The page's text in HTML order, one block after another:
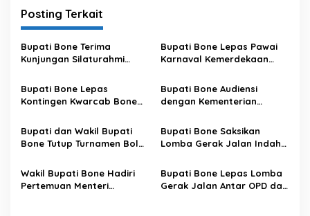
Posting Terkait
Bupati Bone Terima
Kunjungan Silaturahmi
XIV/Hasanuddin
Bupati Bone Lepas Pawai
Karnaval Kemerdekaan
Sambut HUT ke-81 RI
Bupati Bone Lepas
Kontingen Kwarcab Bone
XII Tahun 2026
Bupati Bone Audiensi
dengan Kementerian
Penataan Kawasan Hutan
untuk Kepastian Hak Tanah
Bupati dan Wakil Bupati
Bone Tutup Turnamen Bola
Tambah Bonus Rp10 Juta
untuk Para Juara
Bupati Bone Saksikan
Lomba Gerak Jalan Indah
dan Bangkitkan Semangat
Kemerdekaan
Wakil Bupati Bone Hadiri
Pertemuan Menteri
Bupati Bone Lepas Lomba
Gerak Jalan Antar OPD dan